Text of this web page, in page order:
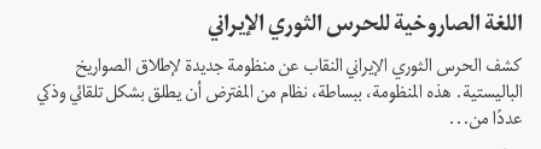
اللغة الصاروخية للحرس الثوري الإيراني
كشف الحرس الثوري الإيراني النقاب عن منظومة جديدة لإطلاق الصواريخ
الباليستية. هذه المنظومة، ببساطة، نظام من المفترض أن يطلق بشكل تلقائي وذكي
عددًا من...